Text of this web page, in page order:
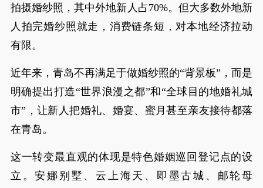
拍摄婚纱照，其中外地新人占70%。但大多数外地新
人拍完婚纱照就走，消费链条短，对本地经济拉动
有限。
近年来，青岛不再满足于做婚纱照的“背景板”，而是
明确提出打造“世界浪漫之都”和“全球目的地婚礼城
市”，让新人把婚礼、婚宴、蜜月甚至亲友接待都落
在青岛。
这一转变最直观的体现是特色婚姻巡回登记点的设
立。安娜别墅、云上海天、即墨古城、邮轮母